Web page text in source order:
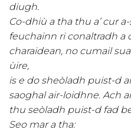
diugh.
Co-dhiù a tha thu a’ cur
feuchainn ri conaltradh a
charaidean, no cumail
ùire,
is e do sheòladh puist-d
saoghal air-loidhne. Ach
thu seòladh puist-d fad
Seo mar a tha: